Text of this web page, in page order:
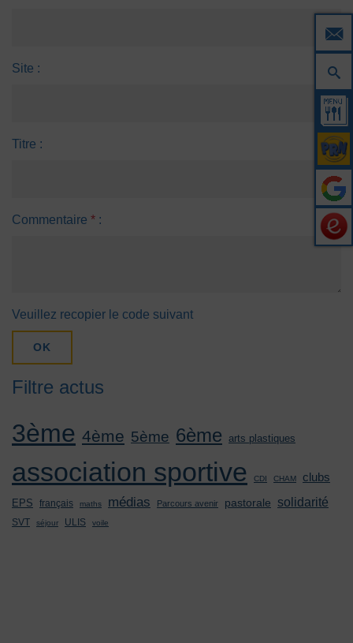
Site :
Titre :
Commentaire * :
Veuillez recopier le code suivant
OK
Filtre actus
3ème 4ème 5ème 6ème arts plastiques
association sportive CDI CHAM clubs
EPS français maths médias Parcours avenir pastorale solidarité
SVT séjour ULIS voile